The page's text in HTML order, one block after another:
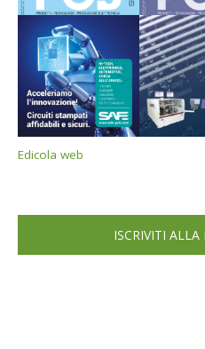
Edicola web
ISCRIVITI ALLA